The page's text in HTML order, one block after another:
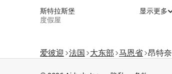
斯特拉斯堡
度假屋
显示更多
爱彼迎 法国 大东部 马恩省 昂特奈